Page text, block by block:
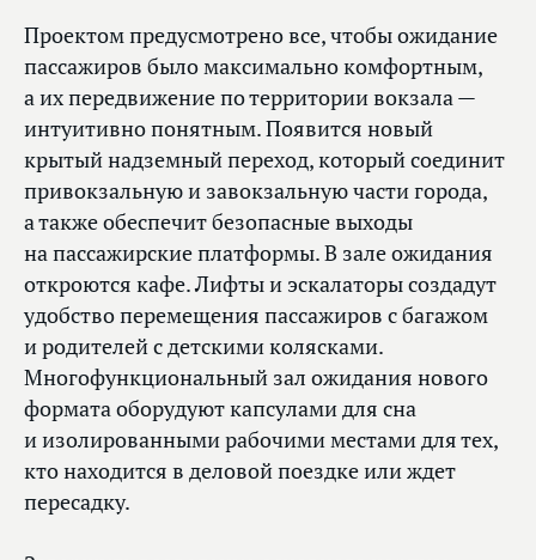
Проектом предусмотрено все, чтобы ожидание
пассажиров было максимально комфортным,
а их передвижение по территории вокзала —
интуитивно понятным. Появится новый
крытый надземный переход, который соединит
привокзальную и завокзальную части города,
а также обеспечит безопасные выходы
на пассажирские платформы. В зале ожидания
откроются кафе. Лифты и эскалаторы создадут
удобство перемещения пассажиров с багажом
и родителей с детскими колясками.
Многофункциональный зал ожидания нового
формата оборудуют капсулами для сна
и изолированными рабочими местами для тех,
кто находится в деловой поездке или ждет
пересадку.